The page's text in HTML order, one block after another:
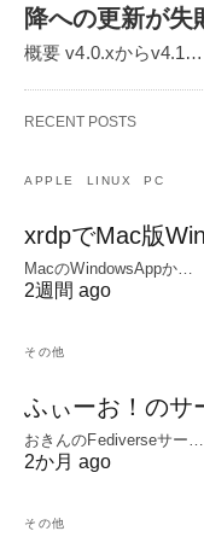
降への更新が失
概要 v4.0.xからv4.1…
RECENT POSTS
APPLE LINUX PC
xrdpでMac版
MacのWindowsAppか…
2週間 ago
その他
ふぃーお！のサ
おきんのFediverseサー…
2か月 ago
その他